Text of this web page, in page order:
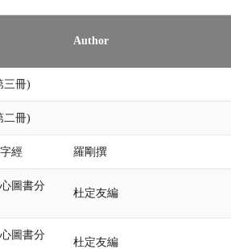
Author
三冊)
二冊)
經 羅剛撰
圖書分
杜定友編
圖書分
杜定友編